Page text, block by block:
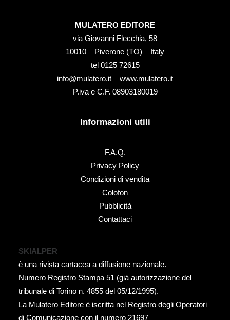
MULATERO EDITORE
via Giovanni Flecchia, 58
10010 – Piverone (TO) – Italy
tel ‭0125 72615‬
info@mulatero.it –www.mulatero.it
P.iva e C.F. 08903180019
Informazioni utili
F.A.Q.
Privacy Policy
Condizioni di vendita
Colofon
Pubblicità
Contattaci
SKIALPER
è una rivista cartacea a diffusione nazionale.
Numero Registro Stampa 51 (già autorizzazione del
tribunale di Torino n. 4855 del 05/12/1995).
La Mulatero Editore è iscritta nel Registro degli Operatori
di Comunicazione con il numero 21697